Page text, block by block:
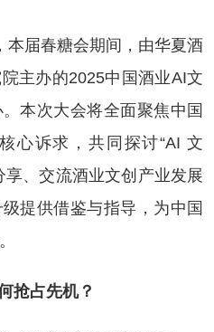
本届春糖会期间，由华夏酒
主办的2025中国酒业AI文
本次大会将全面聚焦中国
心诉求，共同探讨“AI 文
享、交流酒业文创产业发展
提供借鉴与指导，为中国
抢占先机？